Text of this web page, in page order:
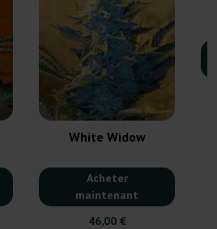
White Widow
Acheter
maintenant
46,00 €